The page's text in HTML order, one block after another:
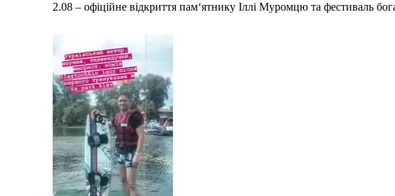
2.08 – офіційне відкриття пам‘ятнику Іллі Муромцю та фестиваль